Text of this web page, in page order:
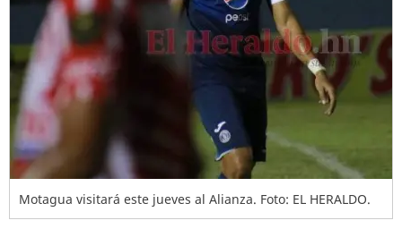
Motagua visitará este jueves al Alianza. Foto: EL HERALDO.